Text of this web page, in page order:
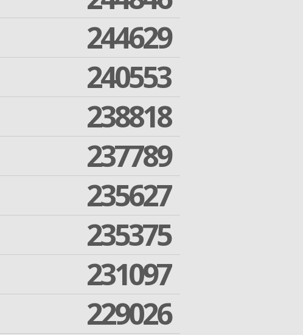
244629
240553
238818
237789
235627
235375
231097
229026